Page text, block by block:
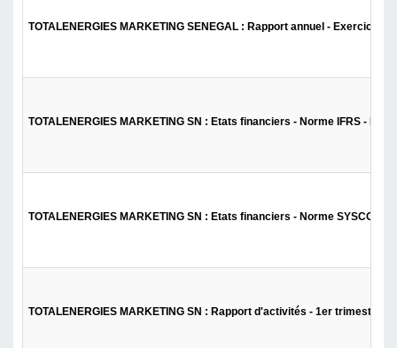
TOTALENERGIES MARKETING SENEGAL : Rapport annuel - Exercice
TOTALENERGIES MARKETING SN : Etats financiers - Norme IFRS -
TOTALENERGIES MARKETING SN : Etats financiers - Norme
TOTALENERGIES MARKETING SN : Rapport d'activités - 1er trimestre